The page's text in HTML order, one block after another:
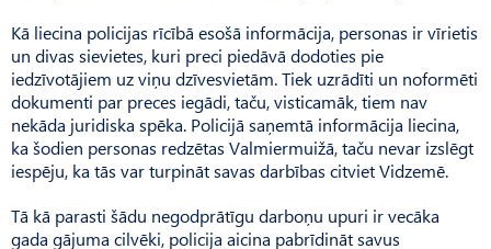
Kā liecina policijas rīcībā esošā informācija, personas ir vīrietis
un divas sievietes, kuri preci piedāvā dodoties pie
iedzīvotājiem uz viņu dzīvesvietām. Tiek uzrādīti un noformēti
dokumenti par preces iegādi, taču, visticamāk, tiem nav
nekāda juridiska spēka. Policijā saņemtā informācija liecina,
ka šodien personas redzētas Valmiermuižā, taču nevar izslēgt
iespēju, ka tās var turpināt savas darbības citviet Vidzemē.
Tā kā parasti šādu negodprātīgu darboņu upuri ir vecāka
gada gājuma cilvēki, policija aicina pabrīdināt savus